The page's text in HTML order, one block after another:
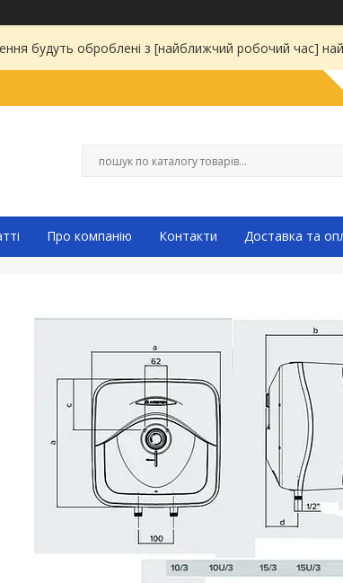
будуть оброблені з [найближчий робочий час]
Про компанію Контакти Доставка та